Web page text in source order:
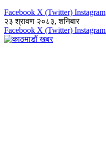
Facebook X (Twitter) Instagram
२३ श्रावण २०८३, शनिबार
Facebook X (Twitter) Instagram